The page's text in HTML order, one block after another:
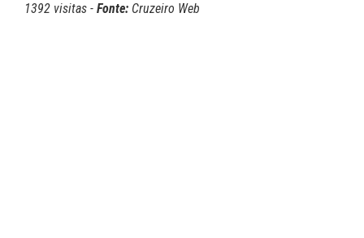
1392 visitas - Fonte: Cruzeiro Web